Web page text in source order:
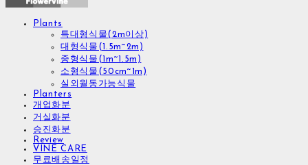
Plants
특대형식물(2m이상)
대형식물(1.5m~2m)
중형식물(1m~1.5m)
소형식물(50cm~1m)
실외월동가능식물
Planters
개업화분
거실화분
승진화분
Review
VINE CARE
무료배송일정